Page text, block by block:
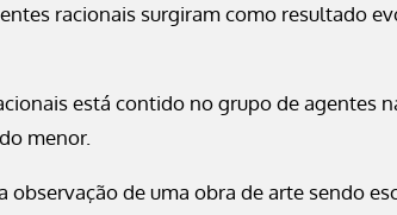
racionais surgiram como resultado
está contido no grupo de agentes
menor.
de uma obra de arte sendo